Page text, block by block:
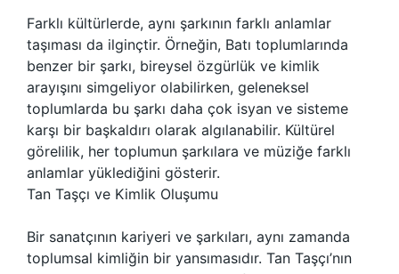
Farklı kültürlerde, aynı şarkının farklı anlamlar
taşıması da ilginçtir. Örneğin, Batı toplumlarında
benzer bir şarkı, bireysel özgürlük ve kimlik
arayışını simgeliyor olabilirken, geleneksel
toplumlarda bu şarkı daha çok isyan ve sisteme
karşı bir başkaldırı olarak algılanabilir. Kültürel
görelilik, her toplumun şarkılara ve müziğe farklı
anlamlar yüklediğini gösterir.
Tan Taşçı ve Kimlik Oluşumu
Bir sanatçının kariyeri ve şarkıları, aynı zamanda
toplumsal kimliğin bir yansımasıdır. Tan Taşçı’nın